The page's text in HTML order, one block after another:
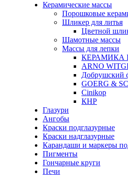
Керамические массы
Порошковые
Шликер для литья
Цветной
Шамотные массы
Массы для лепки
КЕРАМИКА
ARNO
Добрушский
GOERG &
Cinikop
КНР
Глазури
Ангобы
Краски подглазурные
Краски надглазурные
Карандаши и маркеры
Пигменты
Гончарные круги
Печи